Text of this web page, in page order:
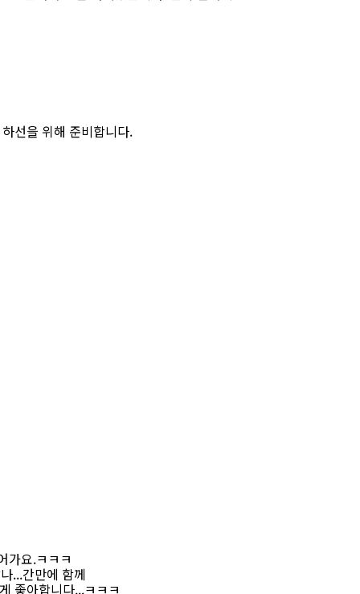
선을 위해 준비합니다.
가요.ㅋㅋㅋ
...간만에 함께
좋아합니다...ㅋㅋㅋ